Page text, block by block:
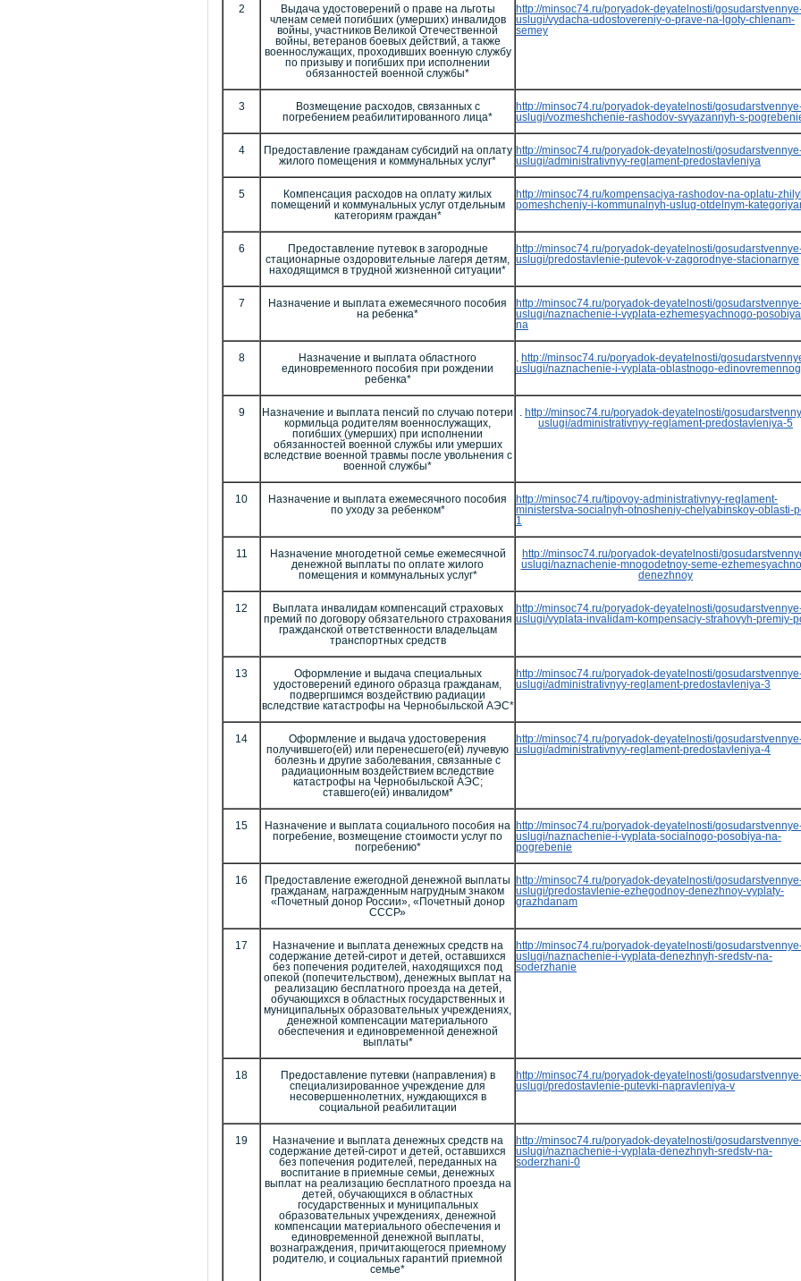
2
Выдача удостоверений о праве на льготы
членам семей погибших (умерших) инвалидов
войны, участников Великой Отечественной
войны, ветеранов боевых действий, а также
военнослужащих, проходивших военную службу
по призыву и погибших при исполнении
обязанностей военной службы*
http://minsoc74.ru/poryadok-deyatelnosti/
uslugi/vydacha-udostovereniy-o-prave-na-lgoty-chlenam-
semey
3
Возмещение расходов, связанных с
погребением реабилитированного лица*
http://minsoc74.ru/poryadok-deyatelnosti/
uslugi/vozmeshchenie-rashodov-svyazannyh-s-
4
Предоставление гражданам субсидий на оплату
жилого помещения и коммунальных услуг*
http://minsoc74.ru/poryadok-deyatelnosti/
uslugi/administrativnyy-reglament-predostavleniya
5
Компенсация расходов на оплату жилых
помещений и коммунальных услуг отдельным
категориям граждан*
http://minsoc74.ru/kompensaciya-rashodov-na-oplatu-
pomeshcheniy-i-kommunalnyh-uslug-otdelnym-
6
Предоставление путевок в загородные
стационарные оздоровительные лагеря детям,
находящимся в трудной жизненной ситуации*
http://minsoc74.ru/poryadok-deyatelnosti/
uslugi/predostavlenie-putevok-v-zagorodnye-stacionarnye
7
Назначение и выплата ежемесячного пособия
на ребенка*
http://minsoc74.ru/poryadok-deyatelnosti/
uslugi/naznachenie-i-vyplata-ezhemesyachnogo-
na
8
Назначение и выплата областного
единовременного пособия при рождении
ребенка*
http://minsoc74.ru/poryadok-deyatelnosti/
uslugi/naznachenie-i-vyplata-oblastnogo-
9
Назначение и выплата пенсий по случаю потери
кормильца родителям военнослужащих,
погибших (умерших) при исполнении
обязанностей военной службы или умерших
вследствие военной травмы после увольнения с
военной службы*
http://minsoc74.ru/poryadok-deyatelnosti/
uslugi/administrativnyy-reglament-predostavleniya-5
10
Назначение и выплата ежемесячного пособия
по уходу за ребенком*
http://minsoc74.ru/tipovoy-administrativnyy-reglament-
ministerstva-socialnyh-otnosheniy-chelyabinskoy-oblasti-
1
11
Назначение многодетной семье ежемесячной
денежной выплаты по оплате жилого
помещения и коммунальных услуг*
http://minsoc74.ru/poryadok-deyatelnosti/
uslugi/naznachenie-mnogodetnoy-seme-
denezhnoy
12
Выплата инвалидам компенсаций страховых
премий по договору обязательного страхования
гражданской ответственности владельцам
транспортных средств
http://minsoc74.ru/poryadok-deyatelnosti/
uslugi/vyplata-invalidam-kompensaciy-strahovyh-premiy-
13
Оформление и выдача специальных
удостоверений единого образца гражданам,
подвергшимся воздействию радиации
вследствие катастрофы на Чернобыльской АЭС*
http://minsoc74.ru/poryadok-deyatelnosti/
uslugi/administrativnyy-reglament-predostavleniya-3
14
Оформление и выдача удостоверения
получившего(ей) или перенесшего(ей) лучевую
болезнь и другие заболевания, связанные с
радиационным воздействием вследствие
катастрофы на Чернобыльской АЭС;
ставшего(ей) инвалидом*
http://minsoc74.ru/poryadok-deyatelnosti/
uslugi/administrativnyy-reglament-predostavleniya-4
15
Назначение и выплата социального пособия на
погребение, возмещение стоимости услуг по
погребению*
http://minsoc74.ru/poryadok-deyatelnosti/
uslugi/naznachenie-i-vyplata-socialnogo-posobiya-na-
pogrebenie
16
Предоставление ежегодной денежной выплаты
гражданам, награжденным нагрудным знаком
«Почетный донор России», «Почетный донор
СССР»
http://minsoc74.ru/poryadok-deyatelnosti/
uslugi/predostavlenie-ezhegodnoy-denezhnoy-vyplaty-
grazhdanam
17
Назначение и выплата денежных средств на
содержание детей-сирот и детей, оставшихся
без попечения родителей, находящихся под
опекой (попечительством), денежных выплат на
реализацию бесплатного проезда на детей,
обучающихся в областных государственных и
муниципальных образовательных учреждениях,
денежной компенсации материального
обеспечения и единовременной денежной
выплаты*
http://minsoc74.ru/poryadok-deyatelnosti/
uslugi/naznachenie-i-vyplata-denezhnyh-sredstv-na-
soderzhanie
18
Предоставление путевки (направления) в
специализированное учреждение для
несовершеннолетних, нуждающихся в
социальной реабилитации
http://minsoc74.ru/poryadok-deyatelnosti/
uslugi/predostavlenie-putevki-napravleniya-v
19
Назначение и выплата денежных средств на
содержание детей-сирот и детей, оставшихся
без попечения родителей, переданных на
воспитание в приемные семьи, денежных
выплат на реализацию бесплатного проезда на
детей, обучающихся в областных
государственных и муниципальных
образовательных учреждениях, денежной
компенсации материального обеспечения и
единовременной денежной выплаты,
вознаграждения, причитающегося приемному
родителю, и социальных гарантий приемной
семье*
http://minsoc74.ru/poryadok-deyatelnosti/
uslugi/naznachenie-i-vyplata-denezhnyh-sredstv-na-
soderzhani-0